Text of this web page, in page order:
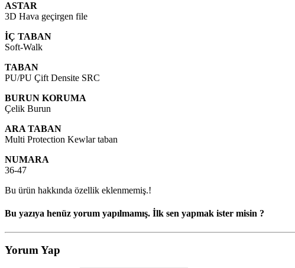
ASTAR
3D Hava geçirgen file
İÇ TABAN
Soft-Walk
TABAN
PU/PU Çift Densite SRC
BURUN KORUMA
Çelik Burun
ARA TABAN
Multi Protection Kewlar taban
NUMARA
36-47
Bu ürün hakkında özellik eklenmemiş.!
Bu yazıya henüz yorum yapılmamış. İlk sen yapmak ister misin ?
Yorum Yap